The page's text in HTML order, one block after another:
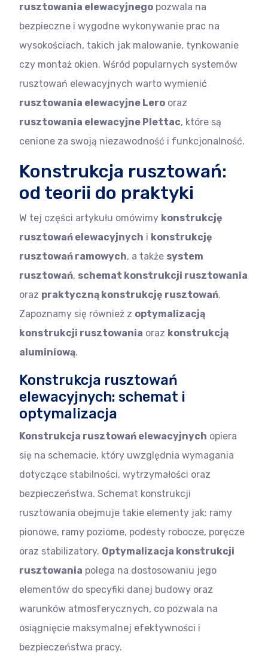
rusztowania elewacyjnego pozwala na
bezpieczne i wygodne wykonywanie prac na
wysokościach, takich jak malowanie, tynkowanie
czy montaż okien. Wśród popularnych systemów
rusztowań elewacyjnych warto wymienić
rusztowania elewacyjne Lero oraz
rusztowania elewacyjne Plettac, które są
cenione za swoją niezawodność i funkcjonalność.
Konstrukcja rusztowań:
od teorii do praktyki
W tej części artykułu omówimy konstrukcję
rusztowań elewacyjnych i konstrukcję
rusztowań ramowych, a także system
rusztowań, schemat konstrukcji rusztowania
oraz praktyczną konstrukcję rusztowań.
Zapoznamy się również z optymalizacją
konstrukcji rusztowania oraz konstrukcją
aluminiową.
Konstrukcja rusztowań
elewacyjnych: schemat i
optymalizacja
Konstrukcja rusztowań elewacyjnych opiera
się na schemacie, który uwzględnia wymagania
dotyczące stabilności, wytrzymałości oraz
bezpieczeństwa. Schemat konstrukcji
rusztowania obejmuje takie elementy jak: ramy
pionowe, ramy poziome, podesty robocze, poręcze
oraz stabilizatory. Optymalizacja konstrukcji
rusztowania polega na dostosowaniu jego
elementów do specyfiki danej budowy oraz
warunków atmosferycznych, co pozwala na
osiągnięcie maksymalnej efektywności i
bezpieczeństwa pracy.